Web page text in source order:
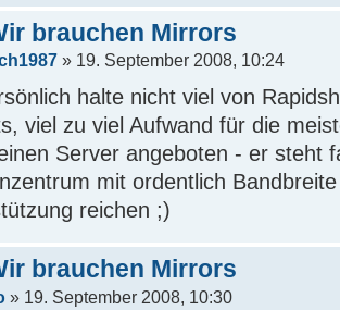
brauchen Mirrors
» 19. September 2008, 10:24
halte nicht viel von
viel zu viel Aufwand für die
Server angeboten - er steht
mit ordentlich
reichen ;)
brauchen Mirrors
» 19. September 2008, 10:30